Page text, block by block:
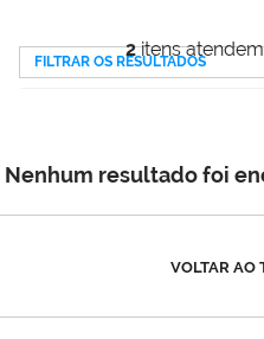
2itens
FILTRAR OS RESULTADOS
Nenhum resultado foi
VOLTAR AO